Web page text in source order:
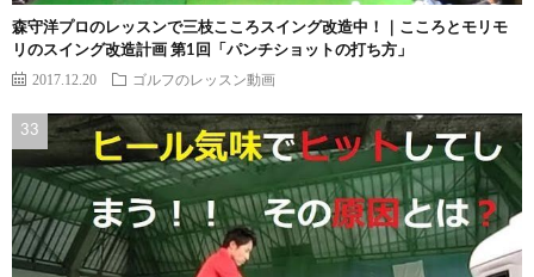
森守洋プロのレッスンで三枝こころスイング改造中！｜こころとモリモ
リのスイング改造計画 第1回「パンチショットの打ち方」
2017.12.20 ゴルフのレッスン動画